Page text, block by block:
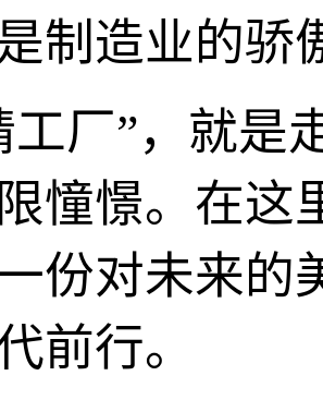
制造业的骄
工厂”，就是
憧憬。在这
份对未来的
前行。